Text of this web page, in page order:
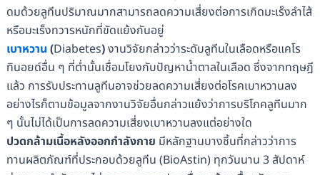
ดมด้วยลูทีนปริมาณมากสามารถลดความเสี่ยงต่อการเกิดมะเร็งลำไส้
หรือมะเร็งทวารหนักที่ขัดแย้งกันอยู่
เบาหวาน (Diabetes)งานวิจัยกล่าวว่าระดับลูทีนในเลือดหรือแคโร
ทินอยด์อื่น ๆ ที่ต่ำนั้นเชื่อมโยงกับปัญหาน้ำตาลในเลือด ซึ่งจากทฤษฎี
แล้ว การรับประทานลูทีนอาจช่วยลดความเสี่ยงต่อโรคเบาหวานลง
อย่างไรก็ตามข้อมูลจากงานวิจัยอื่นกล่าวแย้งว่าการบริโภคลูทีนมาก
ๆ นั้นไม่ได้เป็นการลดความเสี่ยงเบาหวานลงแต่อย่างใด
ปวดกล้ามเนื้อหลังออกกำลังกาย มีหลักฐานบางชิ้นที่กล่าวว่าการ
ทานผลิตภัณฑ์ที่ประกอบด้วยลูทีน (BioAstin) ทุกวันนาน 3 สัปดาห์